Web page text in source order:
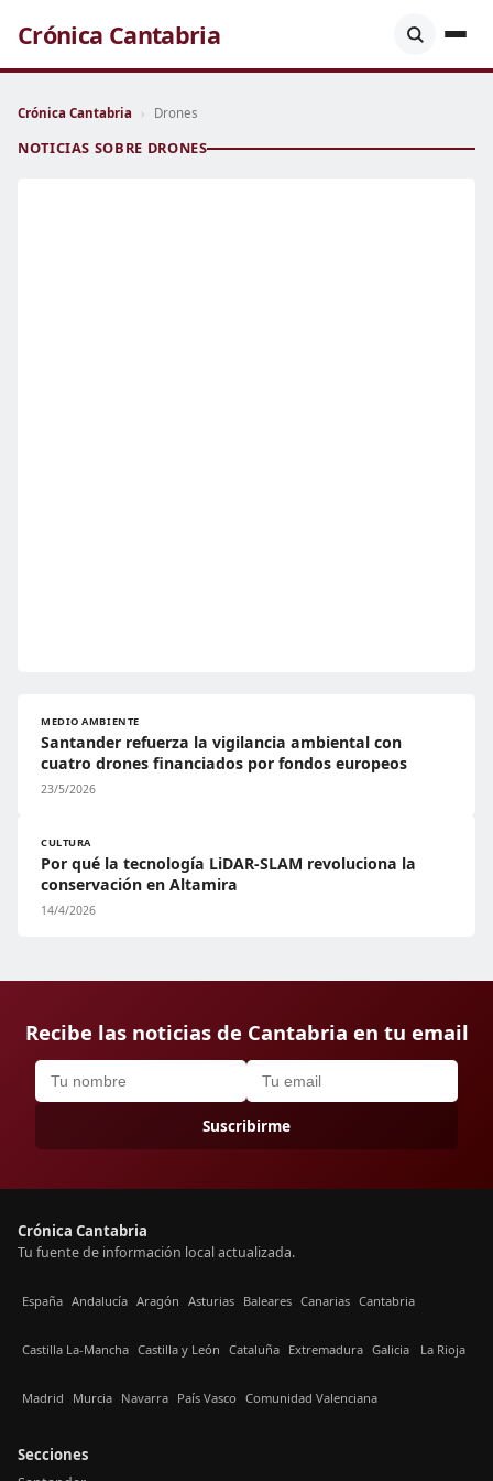
Crónica Cantabria
Crónica Cantabria › Drones
NOTICIAS SOBRE DRONES
MEDIO AMBIENTE
Santander refuerza la vigilancia ambiental con
cuatro drones financiados por fondos europeos
23/5/2026
CULTURA
Por qué la tecnología LiDAR-SLAM revoluciona la
conservación en Altamira
14/4/2026
Recibe las noticias de Cantabria en tu email
Suscribirme
Crónica Cantabria
Tu fuente de información local actualizada.
España Andalucía Aragón Asturias Baleares Canarias Cantabria
Castilla La-Mancha Castilla y León Cataluña Extremadura Galicia La Rioja
Madrid Murcia Navarra País Vasco Comunidad Valenciana
Secciones